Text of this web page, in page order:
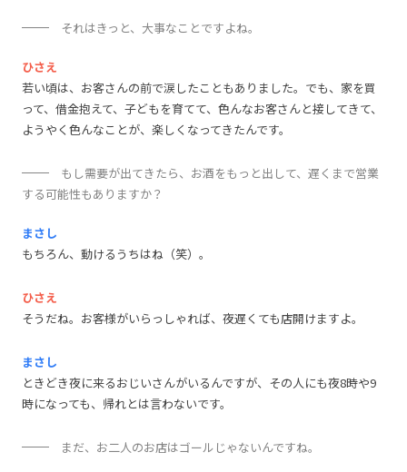
それはきっと、大事なことですよね。
ひさえ
若い頃は、お客さんの前で涙したこともありました。でも、家を買
って、借金抱えて、子どもを育てて、色んなお客さんと接してきて、
ようやく色んなことが、楽しくなってきたんです。
もし需要が出てきたら、お酒をもっと出して、遅くまで営業
する可能性もありますか？
まさし
もちろん、動けるうちはね（笑）。
ひさえ
そうだね。お客様がいらっしゃれば、夜遅くても店開けますよ。
まさし
ときどき夜に来るおじいさんがいるんですが、その人にも夜8時や9
時になっても、帰れとは言わないです。
まだ、お二人のお店はゴールじゃないんですね。